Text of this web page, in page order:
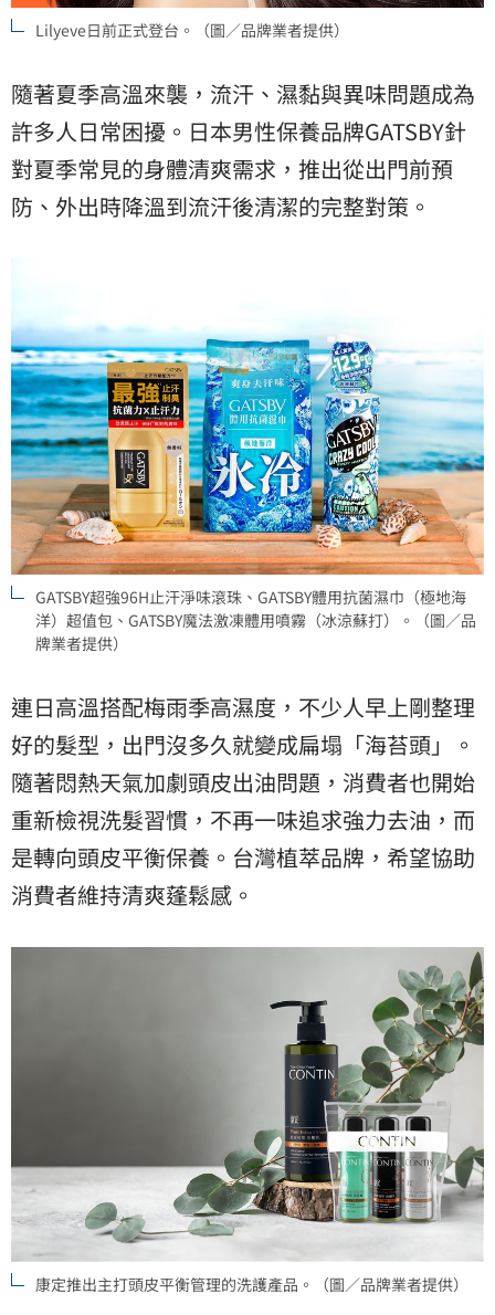
Lilyeve日前正式登台。（圖／品牌業者提供）
隨著夏季高溫來襲，流汗、濕黏與異味問題成為
許多人日常困擾。日本男性保養品牌GATSBY針
對夏季常見的身體清爽需求，推出從出門前預
防、外出時降溫到流汗後清潔的完整對策。
GATSBY超強96H止汗淨味滾珠、GATSBY體用抗菌濕巾（極地海
洋）超值包、GATSBY魔法激凍體用噴霧（冰涼蘇打）。（圖／品
牌業者提供）
連日高溫搭配梅雨季高濕度，不少人早上剛整理
好的髮型，出門沒多久就變成扁塌「海苔頭」。
隨著悶熱天氣加劇頭皮出油問題，消費者也開始
重新檢視洗髮習慣，不再一味追求強力去油，而
是轉向頭皮平衡保養。台灣植萃品牌，希望協助
消費者維持清爽蓬鬆感。
康定推出主打頭皮平衡管理的洗護產品。（圖／品牌業者提供）